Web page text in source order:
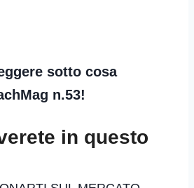
sotto cosa
n.53!
in questo